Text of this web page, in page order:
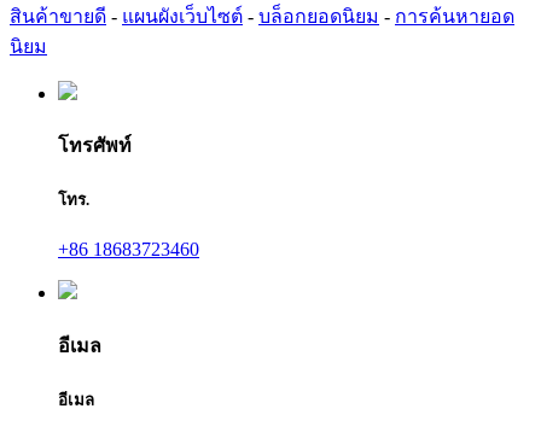
สินค้าขายดี - แผนผังเว็บไซต์ - บล็อกยอดนิยม - การค้นหายอด
นิยม
โทรศัพท์
โทร.
+86 18683723460
อีเมล
อีเมล